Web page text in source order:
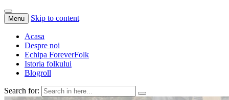
Menu Skip to content
Acasa
Despre noi
Echipa ForeverFolk
Istoria folkului
Blogroll
Search for: